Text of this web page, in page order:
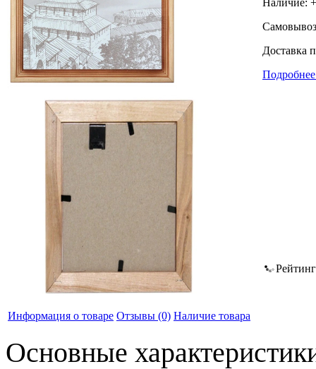
Доставка
Подробнее
Информация о товаре Отзывы (0) Наличие товара
Основные